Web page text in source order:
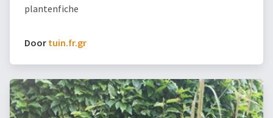
plantenfiche
Door tuin.fr.gr